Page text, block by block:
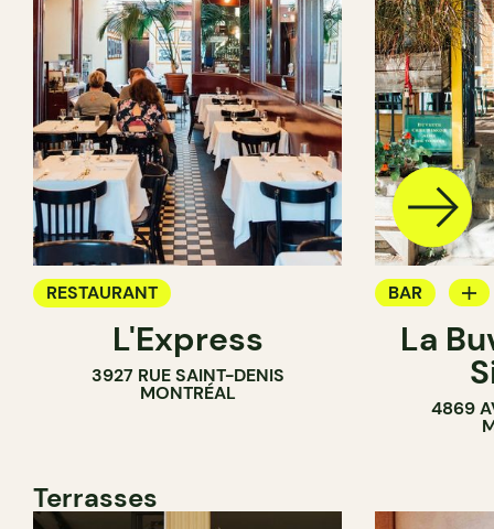
RESTAURANT
L'Express
3927 RUE SAINT-DENIS
MONTRÉAL
BAR
BAR À VIN
La
4869
Terrasses